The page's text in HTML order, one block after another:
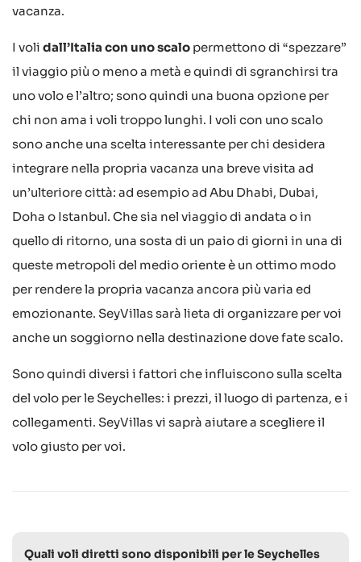
vacanza.
I voli dall’Italia con uno scalo permettono di “spezzare”
il viaggio più o meno a metà e quindi di sgranchirsi tra
uno volo e l’altro; sono quindi una buona opzione per
chi non ama i voli troppo lunghi. I voli con uno scalo
sono anche una scelta interessante per chi desidera
integrare nella propria vacanza una breve visita ad
un’ulteriore città: ad esempio ad Abu Dhabi, Dubai,
Doha o Istanbul. Che sia nel viaggio di andata o in
quello di ritorno, una sosta di un paio di giorni in una di
queste metropoli del medio oriente è un ottimo modo
per rendere la propria vacanza ancora più varia ed
emozionante. SeyVillas sarà lieta di organizzare per voi
anche un soggiorno nella destinazione dove fate scalo.
Sono quindi diversi i fattori che influiscono sulla scelta
del volo per le Seychelles: i prezzi, il luogo di partenza, e i
collegamenti. SeyVillas vi saprà aiutare a scegliere il
volo giusto per voi.
Quali voli diretti sono disponibili per le Seychelles